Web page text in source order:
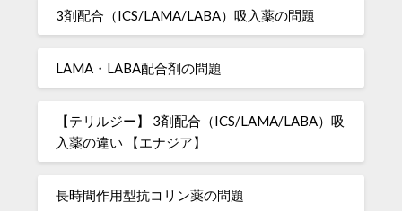
3剤配合（ICS/LAMA/LABA）吸入薬の問題
LAMA・LABA配合剤の問題
【テリルジー】 3剤配合（ICS/LAMA/LABA）吸
入薬の違い 【エナジア】
長時間作用型抗コリン薬の問題